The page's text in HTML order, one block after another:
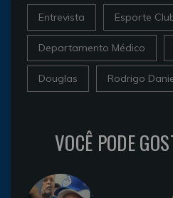
Entrevista Esporte
Departamento Médico
Douglas Rodrigo
VOCÊ PODE